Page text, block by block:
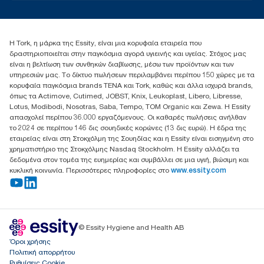
+302102705722
17th klm.National Road Athens-Lamia &2 Kalamatas
14564 N.Kifissia, Athens-Greece
Mob: +306932474930 (για Ελλάδα & Κύπρο)
Η Tork, η μάρκα της Essity, είναι μια κορυφαία εταιρεία που
δραστηριοποιείται στην παγκόσμια αγορά υγιεινής και υγείας. Στόχος μας
είναι η βελτίωση των συνθηκών διαβίωσης, μέσω των προϊόντων και των
υπηρεσιών μας. Το δίκτυο πωλήσεων περιλαμβάνει περίπου 150 χώρες με τα
κορυφαία παγκόσμια brands TENA και Tork, καθώς και άλλα ισχυρά brands,
όπως τα Actimove, Cutimed, JOBST, Knix, Leukoplast, Libero, Libresse,
Lotus, Modibodi, Nosotras, Saba, Tempo, TOM Organic και Zewa. Η Essity
απασχολεί περίπου 36.000 εργαζόμενους. Οι καθαρές πωλήσεις ανήλθαν
το 2024 σε περίπου 146 δις σουηδικές κορώνες (13 δις ευρώ). Η έδρα της
εταιρείας είναι στη Στοκχόλμη της Σουηδίας και η Essity είναι εισηγμένη στο
χρηματιστήριο της Στοκχόλμης Nasdaq Stockholm. Η Essity αλλάζει τα
δεδομένα στον τομέα της ευημερίας και συμβάλλει σε μια υγιή, βιώσιμη και
κυκλική κοινωνία. Περισσότερες πληροφορίες στο www.essity.com
© Essity Hygiene and Health AB
Όροι χρήσης
Πολιτική απορρήτου